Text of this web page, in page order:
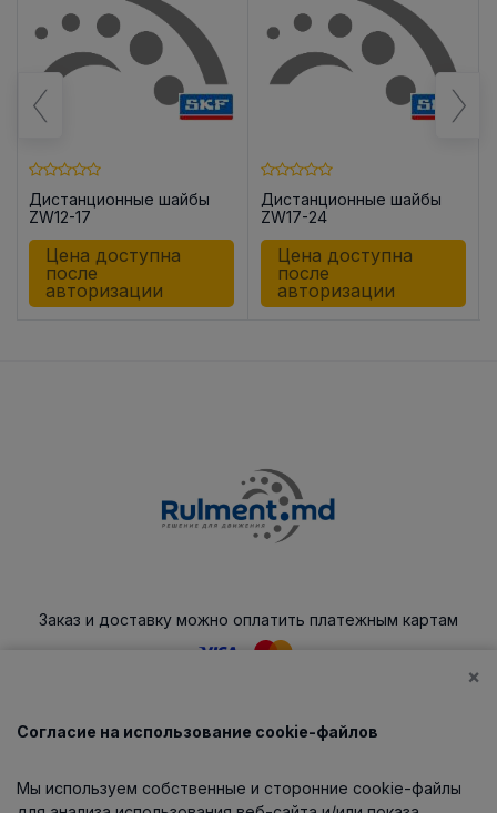
Дистанционные шайбы
ZW12-17
Цена доступна
после
авторизации
Дистанционные шайбы
ZW17-24
Цена доступна
после
авторизации
Заказ и доставку можно оплатить платежным картам
Каталог
×
Согласие на использование cookie-файлов
Мы используем собственные и сторонние cookie-файлы